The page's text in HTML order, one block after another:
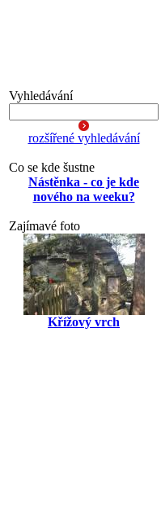
Vyhledávání
rozšířené vyhledávání
Co se kde šustne
Nástěnka - co je kde
nového na weeku?
Zajímavé foto
Křížový vrch